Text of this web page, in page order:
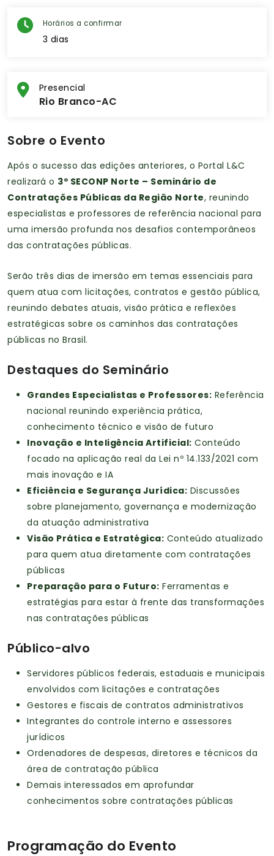
Horários a confirmar
3 dias
Presencial
Rio Branco-AC
Sobre o Evento
Após o sucesso das edições anteriores, o Portal L&C
realizará o 3º SECONP Norte – Seminário de
Contratações Públicas da Região Norte, reunindo
especialistas e professores de referência nacional para
uma imersão profunda nos desafios contemporâneos
das contratações públicas.
Serão três dias de imersão em temas essenciais para
quem atua com licitações, contratos e gestão pública,
reunindo debates atuais, visão prática e reflexões
estratégicas sobre os caminhos das contratações
públicas no Brasil.
Destaques do Seminário
Grandes Especialistas e Professores: Referência
nacional reunindo experiência prática,
conhecimento técnico e visão de futuro
Inovação e Inteligência Artificial: Conteúdo
focado na aplicação real da Lei nº 14.133/2021 com
mais inovação e IA
Eficiência e Segurança Jurídica: Discussões
sobre planejamento, governança e modernização
da atuação administrativa
Visão Prática e Estratégica: Conteúdo atualizado
para quem atua diretamente com contratações
públicas
Preparação para o Futuro: Ferramentas e
estratégias para estar à frente das transformações
nas contratações públicas
Público-alvo
Servidores públicos federais, estaduais e municipais
envolvidos com licitações e contratações
Gestores e fiscais de contratos administrativos
Integrantes do controle interno e assessores
jurídicos
Ordenadores de despesas, diretores e técnicos da
área de contratação pública
Demais interessados em aprofundar
conhecimentos sobre contratações públicas
Programação do Evento